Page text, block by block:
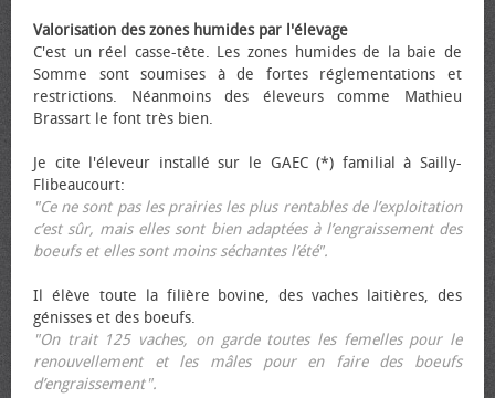
Valorisation des zones humides par l'élevage
C'est un réel casse-tête. Les zones humides de la baie de
Somme sont soumises à de fortes réglementations et
restrictions. Néanmoins des éleveurs comme Mathieu
Brassart le font très bien.
Je cite l'éleveur installé sur le GAEC (*) familial à Sailly-
Flibeaucourt:
"Ce ne sont pas les prairies les plus rentables de l’exploitation
c’est sûr, mais elles sont bien adaptées à l’engraissement des
bœufs et elles sont moins séchantes l’été".
Il élève toute la filière bovine, des vaches laitières, des
génisses et des bœufs.
"On trait 125 vaches, on garde toutes les femelles pour le
renouvellement et les mâles pour en faire des bœufs
d’engraissement".